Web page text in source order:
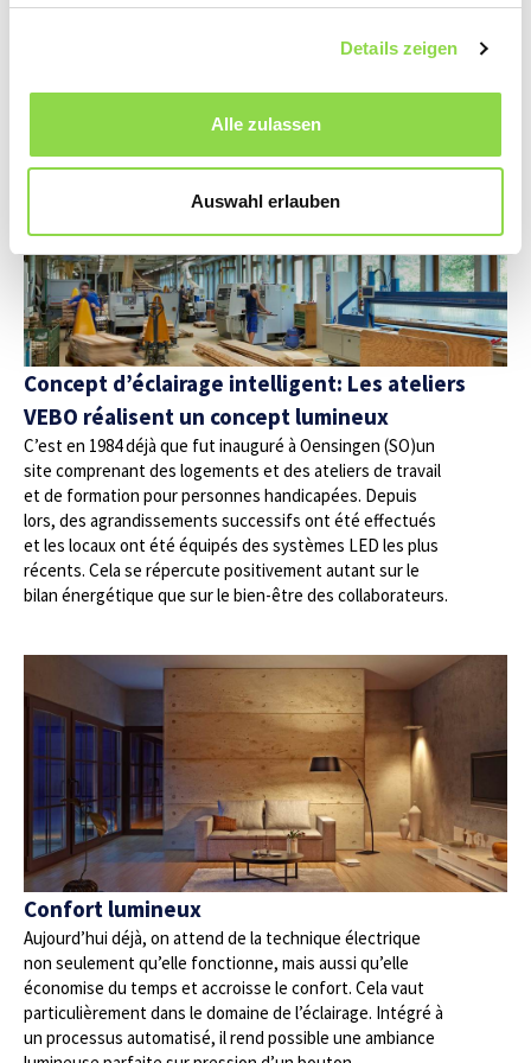
Details zeigen
Alle zulassen
Auswahl erlauben
LED que l’éclairage et ses effets ont gagné en
Concept d’éclairage intelligent: Les ateliers
VEBO réalisent un concept lumineux
C’est en 1984 déjà que fut inauguré à Oensingen (SO)un
site comprenant des logements et des ateliers de travail
et de formation pour personnes handicapées. Depuis
lors, des agrandissements successifs ont été effectués
et les locaux ont été équipés des systèmes LED les plus
récents. Cela se répercute positivement autant sur le
bilan énergétique que sur le bien-être des collaborateurs.
Confort lumineux
Aujourd’hui déjà, on attend de la technique électrique
non seulement qu’elle fonctionne, mais aussi qu’elle
économise du temps et accroisse le confort. Cela vaut
particulièrement dans le domaine de l’éclairage. Intégré à
un processus automatisé, il rend possible une ambiance